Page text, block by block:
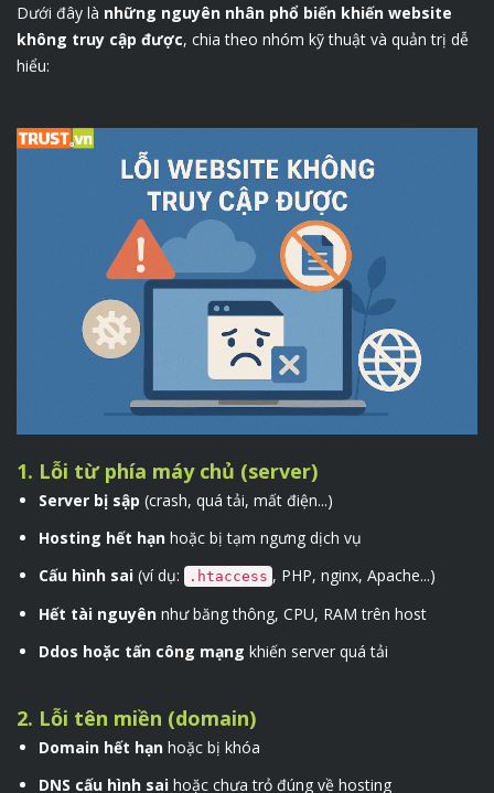
Dưới đây là những nguyên nhân phổ biến khiến website
không truy cập được, chia theo nhóm kỹ thuật và quản trị dễ
hiểu:
1. Lỗi từ phía máy chủ (server)
Server bị sập (crash, quá tải, mất điện...)
Hosting hết hạn hoặc bị tạm ngưng dịch vụ
Cấu hình sai (ví dụ: .htaccess , PHP, nginx, Apache...)
Hết tài nguyên như băng thông, CPU, RAM trên host
Ddos hoặc tấn công mạng khiến server quá tải
2. Lỗi tên miền (domain)
Domain hết hạn hoặc bị khóa
DNS cấu hình sai hoặc chưa trỏ đúng về hosting